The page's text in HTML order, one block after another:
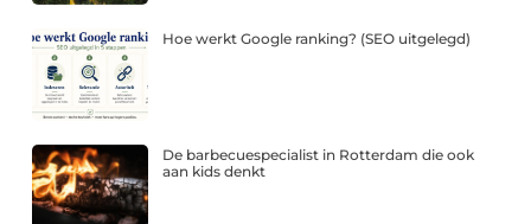
Hoe werkt Google ranking? (SEO uitgelegd)
De barbecuespecialist in Rotterdam die ook
aan kids denkt